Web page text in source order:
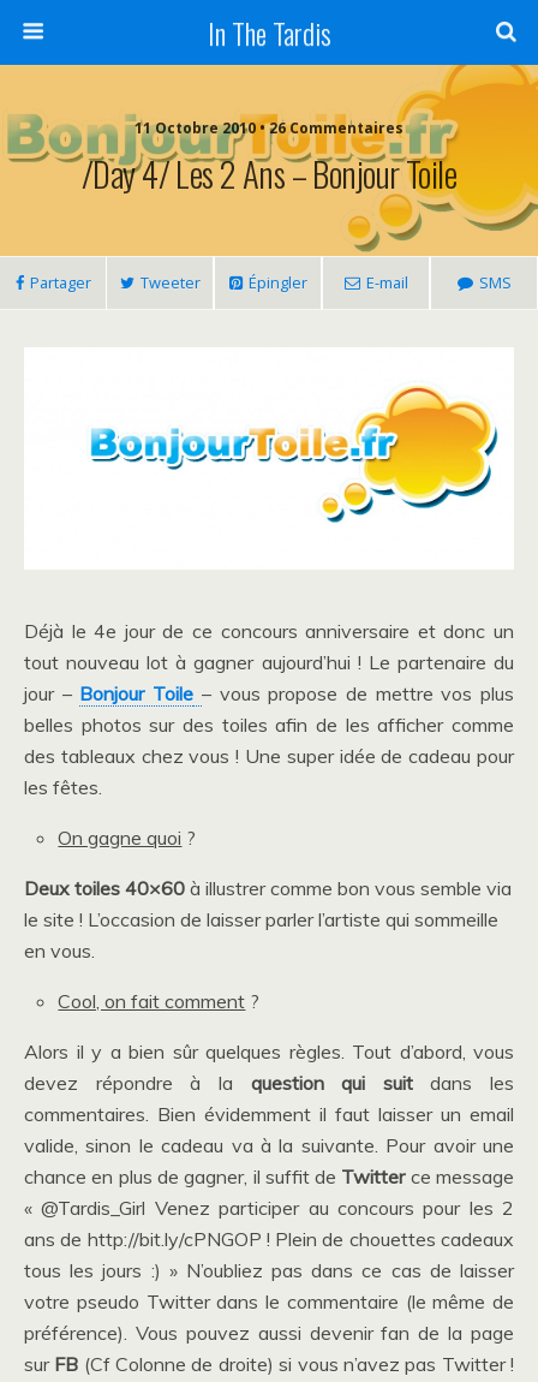
In The Tardis
11 Octobre 2010 • 26 Commentaires
/Day 4/ Les 2 Ans – Bonjour Toile
Partager Tweeter Épingler E-mail SMS
Déjà le 4e jour de ce concours anniversaire et donc un
tout nouveau lot à gagner aujourd’hui ! Le partenaire du
jour – Bonjour Toile – vous propose de mettre vos plus
belles photos sur des toiles afin de les afficher comme
des tableaux chez vous ! Une super idée de cadeau pour
les fêtes.
On gagne quoi ?
Deux toiles 40×60 à illustrer comme bon vous semble via
le site ! L’occasion de laisser parler l’artiste qui sommeille
en vous.
Cool, on fait comment ?
Alors il y a bien sûr quelques règles. Tout d’abord, vous
devez répondre à la question qui suitdans les
commentaires. Bien évidemment il faut laisser un email
valide, sinon le cadeau va à la suivante. Pour avoir une
chance en plus de gagner, il suffit de Twitterce message
« @Tardis_Girl Venez participer au concours pour les 2
ans de http://bit.ly/cPNGOP ! Plein de chouettes cadeaux
tous les jours :) » N’oubliez pas dans ce cas de laisser
votre pseudo Twitter dans le commentaire (le même de
préférence). Vous pouvez aussi devenir fan de la page
sur FB (Cf Colonne de droite) si vous n’avez pas Twitter !